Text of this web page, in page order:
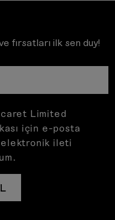
fırsatları ilk sen duy!
Limited
için e-posta
elektronik ileti